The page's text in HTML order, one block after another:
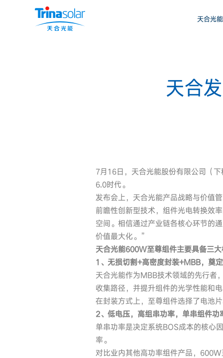
天合光能
天合
7月16日，天合光能股份有限公司（
6.0时代。
发布会上，天合光能产品战略与价值
前瞻性创新型技术，组件光电转换效
空间。相信通过产业链各核心环节的
价值最大化。”
天合光能600W至尊组件主要具备三
1 、无损切割+高密度封装+MBB，奠
天合光能作为MBB技术领域的先行者
收集路径，并提升组件的光学性能和
在封装方式上，至尊组件选择了电池
2、低电压，高组串功率，单串组件
单串功率是决定系统BOS成本的核心
率。
对比业内其他高功率组件产品，